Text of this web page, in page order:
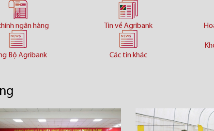
chính ngân hàng Tin về Agribank
Bộ Agribank Các tin khác